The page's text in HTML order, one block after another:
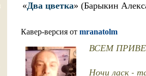
«Два цветка» (Барыкин
Кавер-версия от mranatolm
ВСЕМ
Ночи ласк -